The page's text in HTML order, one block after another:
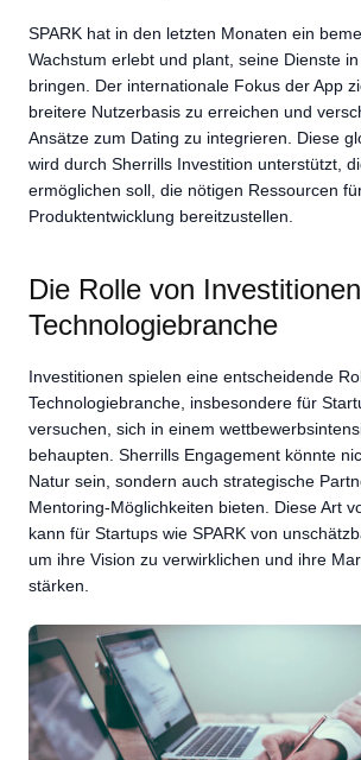
SPARK hat in den letzten Monaten ein
Wachstum erlebt und plant, seine Dienste
bringen. Der internationale Fokus der App
breitere Nutzerbasis zu erreichen und
Ansätze zum Dating zu integrieren. Diese
wird durch Sherrills Investition unterstützt,
ermöglichen soll, die nötigen Ressourcen
Produktentwicklung bereitzustellen.
Die Rolle von
Technologiebranche
Investitionen spielen eine entscheidende
Technologiebranche, insbesondere für
versuchen, sich in einem
behaupten. Sherrills Engagement könnte
Natur sein, sondern auch strategische
Mentoring-Möglichkeiten bieten. Diese Art
kann für Startups wie SPARK von
um ihre Vision zu verwirklichen und ihre
stärken.